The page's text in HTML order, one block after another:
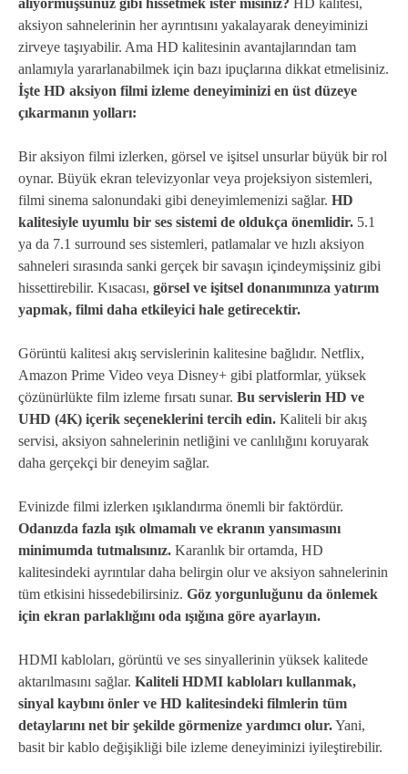
aksiyon sahnelerinin her ayrıntısını yakalayarak deneyiminizi
zirveye taşıyabilir. Ama HD kalitesinin avantajlarından tam
anlamıyla yararlanabilmek için bazı ipuçlarına dikkat etmelisiniz.
İşte HD aksiyon filmi izleme deneyiminizi en üst düzeye
çıkarmanın yolları:
Bir aksiyon filmi izlerken, görsel ve işitsel unsurlar büyük bir rol
oynar. Büyük ekran televizyonlar veya projeksiyon sistemleri,
filmi sinema salonundaki gibi deneyimlemenizi sağlar. HD
kalitesiyle uyumlu bir ses sistemi de oldukça önemlidir. 5.1
ya da 7.1 surround ses sistemleri, patlamalar ve hızlı aksiyon
sahneleri sırasında sanki gerçek bir savaşın içindeymişsiniz gibi
hissettirebilir. Kısacası, görsel ve işitsel donanımınıza yatırım
yapmak, filmi daha etkileyici hale getirecektir.
Görüntü kalitesi akış servislerinin kalitesine bağlıdır. Netflix,
Amazon Prime Video veya Disney+ gibi platformlar, yüksek
çözünürlükte film izleme fırsatı sunar. Bu servislerin HD ve
UHD (4K) içerik seçeneklerini tercih edin. Kaliteli bir akış
servisi, aksiyon sahnelerinin netliğini ve canlılığını koruyarak
daha gerçekçi bir deneyim sağlar.
Evinizde filmi izlerken ışıklandırma önemli bir faktördür.
Odanızda fazla ışık olmamalı ve ekranın yansımasını
minimumda tutmalısınız. Karanlık bir ortamda, HD
kalitesindeki ayrıntılar daha belirgin olur ve aksiyon sahnelerinin
tüm etkisini hissedebilirsiniz. Göz yorgunluğunu da önlemek
için ekran parlaklığını oda ışığına göre ayarlayın.
HDMI kabloları, görüntü ve ses sinyallerinin yüksek kalitede
aktarılmasını sağlar. Kaliteli HDMI kabloları kullanmak,
sinyal kaybını önler ve HD kalitesindeki filmlerin tüm
detaylarını net bir şekilde görmenize yardımcı olur.Yani,
basit bir kablo değişikliği bile izleme deneyiminizi iyileştirebilir.